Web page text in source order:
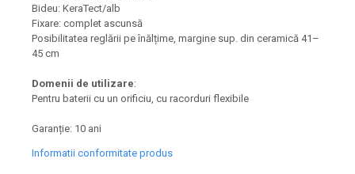
Bideu: KeraTect/alb
Fixare: complet ascunsă
Posibilitatea reglării pe înălțime, margine sup. din ceramică 41–
45 cm
Domenii de utilizare:
Pentru baterii cu un orificiu, cu racorduri flexibile
Garanție: 10 ani
Informatii conformitate produs